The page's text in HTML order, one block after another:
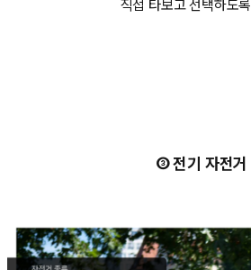
직접 타보고 선택하도
③ 전기 자전거